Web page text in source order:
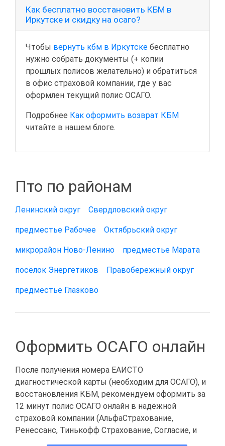
Как бесплатно восстановить КБМ в
Иркутске и скидку на осаго?
Чтобы вернуть кбм в Иркутске бесплатно
нужно собрать документы (+ копии
прошлых полисов желательно) и обратиться
в офис страховой компании, где у вас
оформлен текущий полис ОСАГО.
Подробнее Как оформить возврат КБМ
читайте в нашем блоге.
Пто по районам
Ленинский округ Свердловский округ
предместье Рабочее Октябрьский округ
микрорайон Ново-Ленино предместье Марата
посёлок Энергетиков Правобережный округ
предместье Глазково
Оформить ОСАГО онлайн
После получения номера ЕАИСТО
диагностической карты (необходим для ОСАГО), и
восстановления КБМ, рекомендуем оформить за
12 минут полис ОСАГО онлайн в надёжной
страховой компании (АльфаСтрахование,
Ренессанс, Тинькофф Страхование, Согласие, и